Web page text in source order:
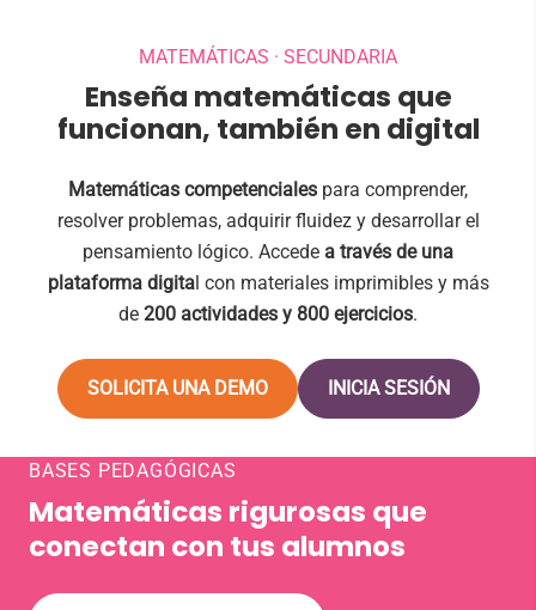
MATEMÁTICAS · SECUNDARIA
Enseña matemáticas que
funcionan, también en digital
Matemáticas competenciales para comprender,
resolver problemas, adquirir fluidez y desarrollar el
pensamiento lógico. Accede a través de una
plataforma digital con materiales imprimibles y más
de 200 actividades y 800 ejercicios.
SOLICITA UNA DEMO INICIA SESIÓN
BASES PEDAGÓGICAS
Matemáticas rigurosas que
conectan con tus alumnos